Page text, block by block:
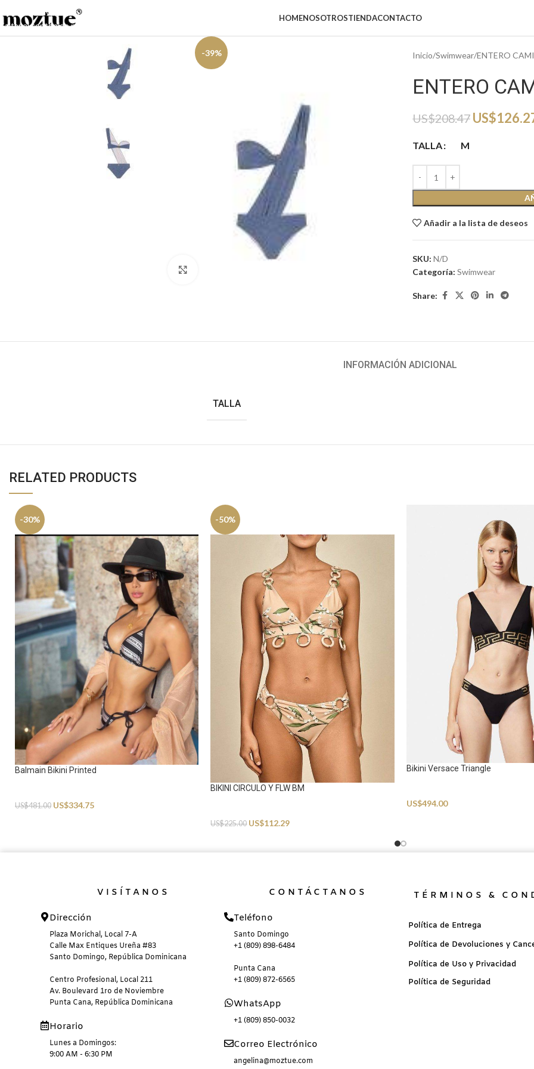
Saltar a la navegación
Saltar al contenido principal
HOMENOSOTROSTIENDACONTACTO
-39% Inicio Swimwear ENTERO
ENTERO
US$208.47 US$
TALLA M
Añadir a la lista de deseos
SKU: N/D
Categoría: Swimwear
Share:
INFORMACIÓN ADICIONAL
TALLA
RELATED PRODUCTS
-30%
Balmain Bikini Printed
US$481.00 US$334.75
-50%
BIKINI CIRCULO Y FLW BM
US$225.00 US$112.29
Bikini Versace Triangle
US$494.00
VISÍTANOS
Dirección
Plaza Morichal, Local 7-A
Calle Max Entiques Ureña #83
Santo Domingo, República Dominicana
Centro Profesional, Local 211
Av. Boulevard 1ro de Noviembre
Punta Cana, República Dominicana
Horario
Lunes a Domingos:
9:00 AM - 6:30 PM
CONTÁCTANOS
Teléfono
Santo Domingo
+1 (809) 898-6484
Punta Cana
+1 (809) 872-6565
WhatsApp
+1 (809) 850-0032
Correo Electrónico
angelina@moztue.com
TÉRMINOS &
Política de Entrega
Política de Devoluciones y
Política de Uso y Privacidad
Política de Seguridad